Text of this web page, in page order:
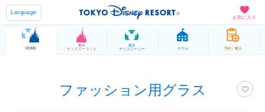
お気に入り
Language
HOME
東京
ディズニーランド
東京
ディズニーシー ホテル 予約 / 購入
ファッション用グラス